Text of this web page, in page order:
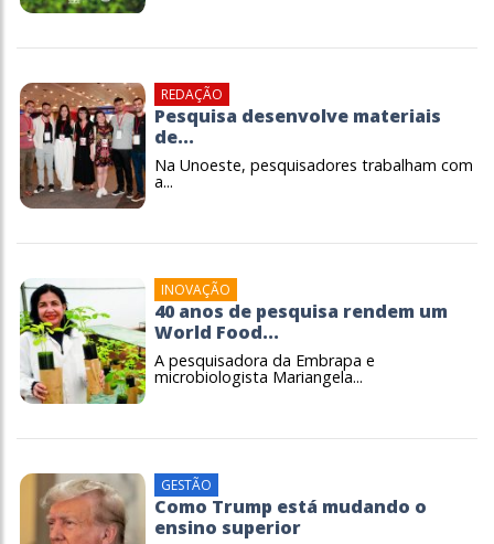
REDAÇÃO
Pesquisa desenvolve materiais
de...
Na Unoeste, pesquisadores trabalham com
a...
INOVAÇÃO
40 anos de pesquisa rendem um
World Food...
A pesquisadora da Embrapa e
microbiologista Mariangela...
GESTÃO
Como Trump está mudando o
ensino superior